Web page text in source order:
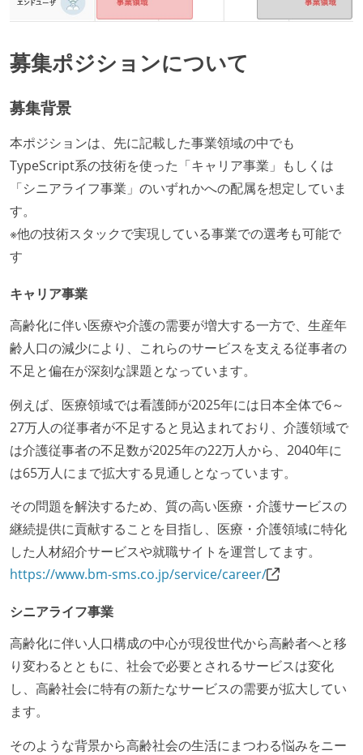
募集ポジションについて
募集背景
本ポジションは、先に記載した事業領域の中でも
TypeScript系の技術を使った「キャリア事業」もしくは
「シニアライフ事業」のいずれかへの配属を想定していま
す。
※他の技術スタックで実現している事業での選考も可能で
す
キャリア事業
高齢化に伴い医療や介護の需要が増大する一方で、生産年
齢人口の減少により、これらのサービスを支える従事者の
不足と偏在が深刻な課題となっています。
例えば、医療領域では看護師が2025年には日本全体で6～
27万人の従事者が不足すると見込まれており、介護領域で
は介護従事者の不足数が2025年の22万人から、2040年に
は65万人にまで拡大する見通しとなっています。
その問題を解決するため、質の高い医療・介護サービスの
継続提供に貢献することを目指し、医療・介護領域に特化
した人材紹介サービスや就職サイトを運営してます。
https://www.bm-sms.co.jp/service/career/
シニアライフ事業
高齢化に伴い人口構成の中心が現役世代から高齢者へと移
り変わるとともに、社会で必要とされるサービスは変化
し、高齢社会に特有の新たなサービスの需要が拡大してい
ます。
そのような背景から高齢社会の生活にまつわる悩みをニー